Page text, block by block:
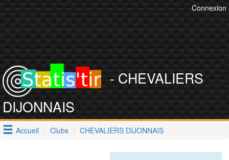
Connexion
- CHEVALIERS
DIJONNAIS
Accueil Clubs CHEVALIERS DIJONNAIS